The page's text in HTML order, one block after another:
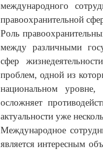
международного
правоохранительной
Роль
между различными
сфер
проблем, одной из
национальном
осложняет
актуальности уже
Международное
является интересным